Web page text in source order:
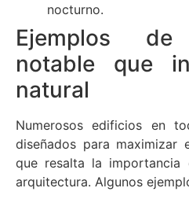
nocturno.
Ejemplos de
notable que
natural
Numerosos edificios en
diseñados para
que resalta la
arquitectura. Algunos